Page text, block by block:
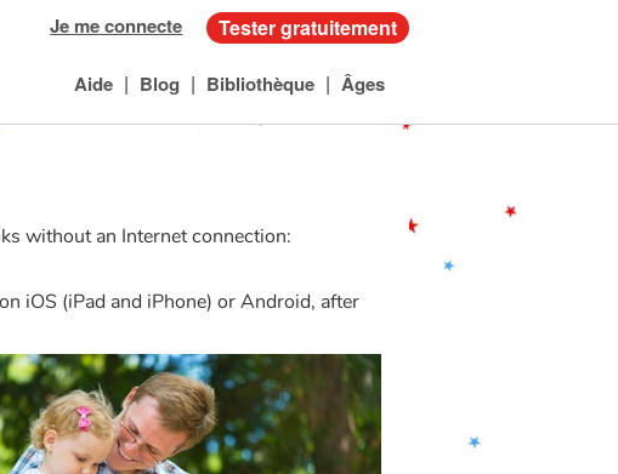
Je me connecte Tester gratuitement
Aide | Blog | Bibliothèque | Âges
without an Internet connection:
iOS (iPad and iPhone) or Android, after